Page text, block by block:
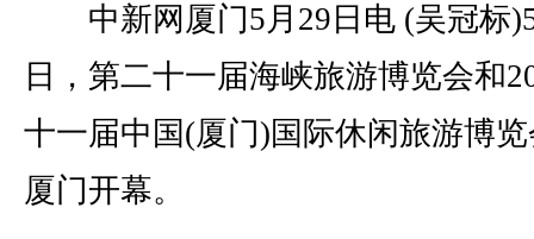
中新网厦门5月29日电 (吴冠标
日，第二十一届海峡旅游博览会和
十一届中国(厦门)国际休闲旅游博
厦门开幕。